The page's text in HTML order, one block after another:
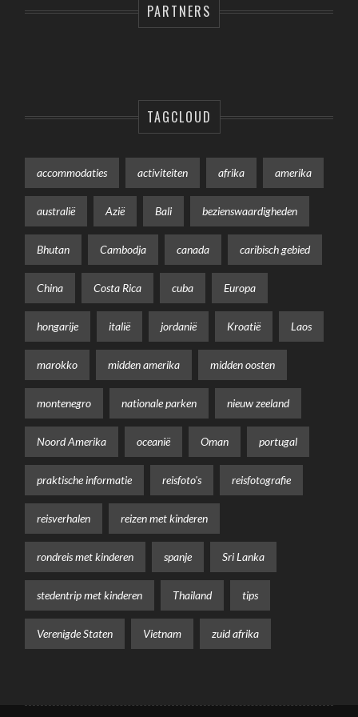
PARTNERS
TAGCLOUD
accommodaties activiteiten afrika amerika
australië Azië Bali bezienswaardigheden
Bhutan Cambodja canada caribisch gebied
China Costa Rica cuba Europa
hongarije italië jordanië Kroatië Laos
marokko midden amerika midden oosten
montenegro nationale parken nieuw zeeland
Noord Amerika oceanië Oman portugal
praktische informatie reisfoto's reisfotografie
reisverhalen reizen met kinderen
rondreis met kinderen spanje Sri Lanka
stedentrip met kinderen Thailand tips
Verenigde Staten Vietnam zuid afrika